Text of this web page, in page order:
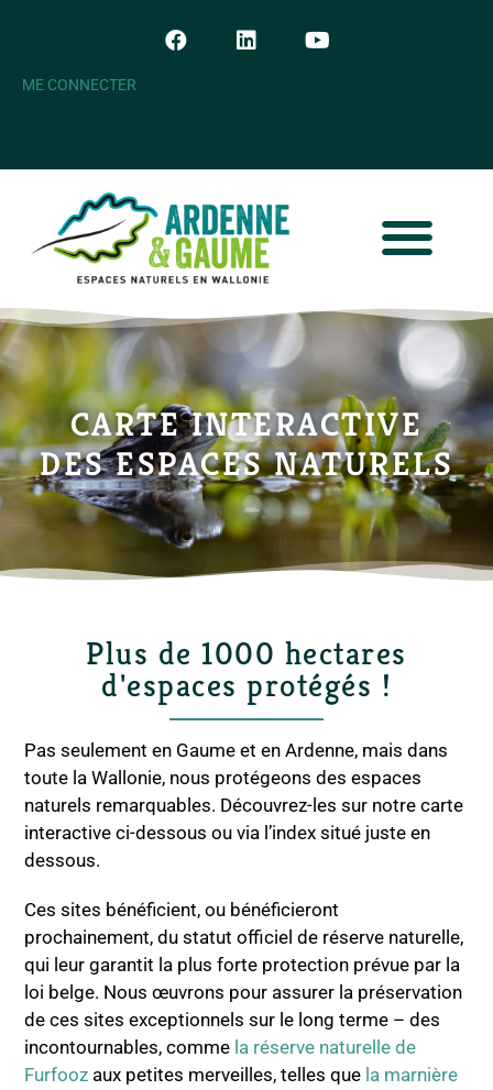
ME CONNECTER
CARTE INTERACTIVE
DES ESPACES NATURELS
Plus de 1000 hectares
d'espaces protégés !
Pas seulement en Gaume et en Ardenne, mais dans
toute la Wallonie, nous protégeons des espaces
naturels remarquables. Découvrez-les sur notre carte
interactive ci-dessous ou via l’index situé juste en
dessous.
Ces sites bénéficient, ou bénéficieront
prochainement, du statut officiel de réserve naturelle,
qui leur garantit la plus forte protection prévue par la
loi belge. Nous œuvrons pour assurer la préservation
de ces sites exceptionnels sur le long terme – des
incontournables, comme la réserve naturelle de
Furfooz aux petites merveilles, telles que la marnière